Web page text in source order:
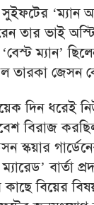
‘ম্যান
তার ভাই
ম্যান’
তারকা জেসন
দিন ধরেই
বিরাজ
স্কয়ার
বার্তা
বিয়ের